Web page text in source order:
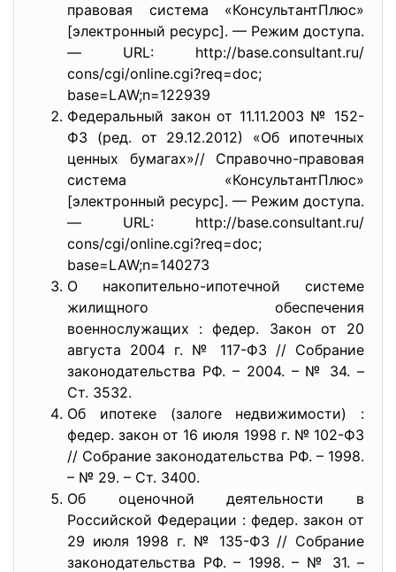
правовая система «КонсультантПлюс»
[электронный ресурс]. — Режим доступа.
— URL: http://base.consultant.ru/
cons/cgi/online.cgi?req=doc;
base=LAW;n=122939
Федеральный закон от 11.11.2003 № 152-
ФЗ (ред. от 29.12.2012) «Об ипотечных
ценных бумагах»// Справочно-правовая
система «КонсультантПлюс»
[электронный ресурс]. — Режим доступа.
— URL: http://base.consultant.ru/
cons/cgi/online.cgi?req=doc;
base=LAW;n=140273
О накопительно-ипотечной системе
жилищного обеспечения
военнослужащих : федер. Закон от 20
августа 2004 г. № 117-ФЗ // Собрание
законодательства РФ. – 2004. – № 34. –
Ст. 3532.
Об ипотеке (залоге недвижимости) :
федер. закон от 16 июля 1998 г. № 102-ФЗ
// Собрание законодательства РФ. – 1998.
– № 29. – Ст. 3400.
Об оценочной деятельности в
Российской Федерации : федер. закон от
29 июля 1998 г. № 135-ФЗ // Собрание
законодательства РФ. – 1998. – № 31. –